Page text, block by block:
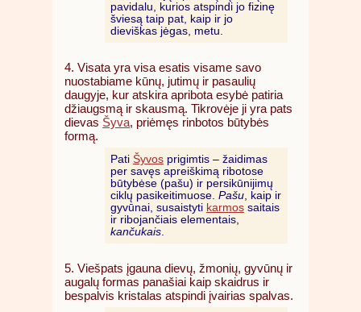
pavidalu, kurios atspindi jo fizinę
šviesą taip pat, kaip ir jo
dieviškas jėgas, metu.
4. Visata yra visa esatis visame savo
nuostabiame kūnų, jutimų ir pasaulių
daugyje, kur atskira apribota esybė patiria
džiaugsmą ir skausmą. Tikrovėje ji yra pats
dievas Šyva, priėmęs rinbotos būtybės
formą.
Pati Šyvosprigimtis – žaidimas
per savęs apreiškimą ribotose
būtybėse (pašu) ir persikūnijimų
ciklų pasikeitimuose. Pašu, kaip ir
gyvūnai, susaistyti karmossaitais
ir ribojančiais elementais,
kančukais.
5. Viešpats įgauna dievų, žmonių, gyvūnų ir
augalų formas panašiai kaip skaidrus ir
bespalvis kristalas atspindi įvairias spalvas.